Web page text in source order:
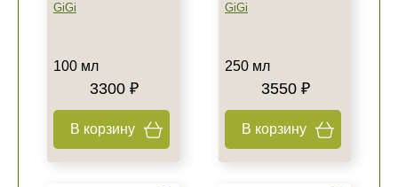
GiGi
100 мл
3300 ₽
В корзину
GiGi
250 мл
3550 ₽
В корзину